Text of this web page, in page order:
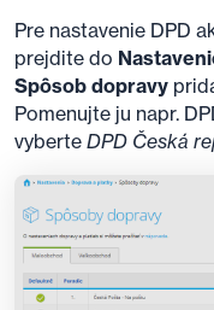
Pre nastavenie DPD
prejdite do
Spôsob dopravy
Pomenujte ju napr.
vyberte DPD Česká